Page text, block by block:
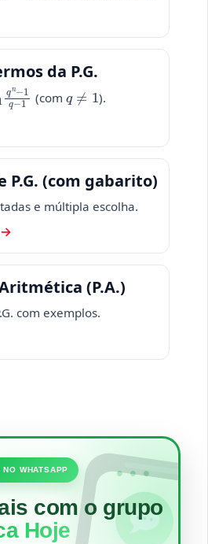
da P.G.
n− 1
(com ).
P.G. (com gabarito)
e múltipla escolha.
→
(P.A.)
com exemplos.
•••
NO WHATSAPP
com o grupo
Hoje